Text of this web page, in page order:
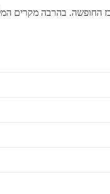
בהרבה מקרים